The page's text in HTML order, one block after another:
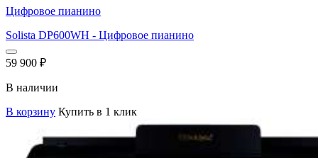
Цифровое пианино
Solista DP600WH - Цифровое пианино
59 900 ₽
В наличии
В корзину Купить в 1 клик